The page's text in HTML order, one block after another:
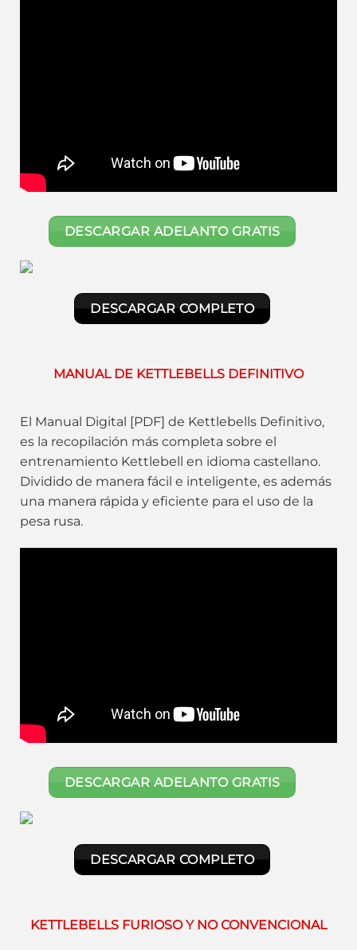
DESCARGAR ADELANTO GRATIS
DESCARGAR COMPLETO
MANUAL DE KETTLEBELLS DEFINITIVO
El Manual Digital [PDF] de Kettlebells Definitivo,
es la recopilación más completa sobre el
entrenamiento Kettlebell en idioma castellano.
Dividido de manera fácil e inteligente, es además
una manera rápida y eficiente para el uso de la
pesa rusa.
DESCARGAR ADELANTO GRATIS
DESCARGAR COMPLETO
KETTLEBELLS FURIOSO Y NO CONVENCIONAL